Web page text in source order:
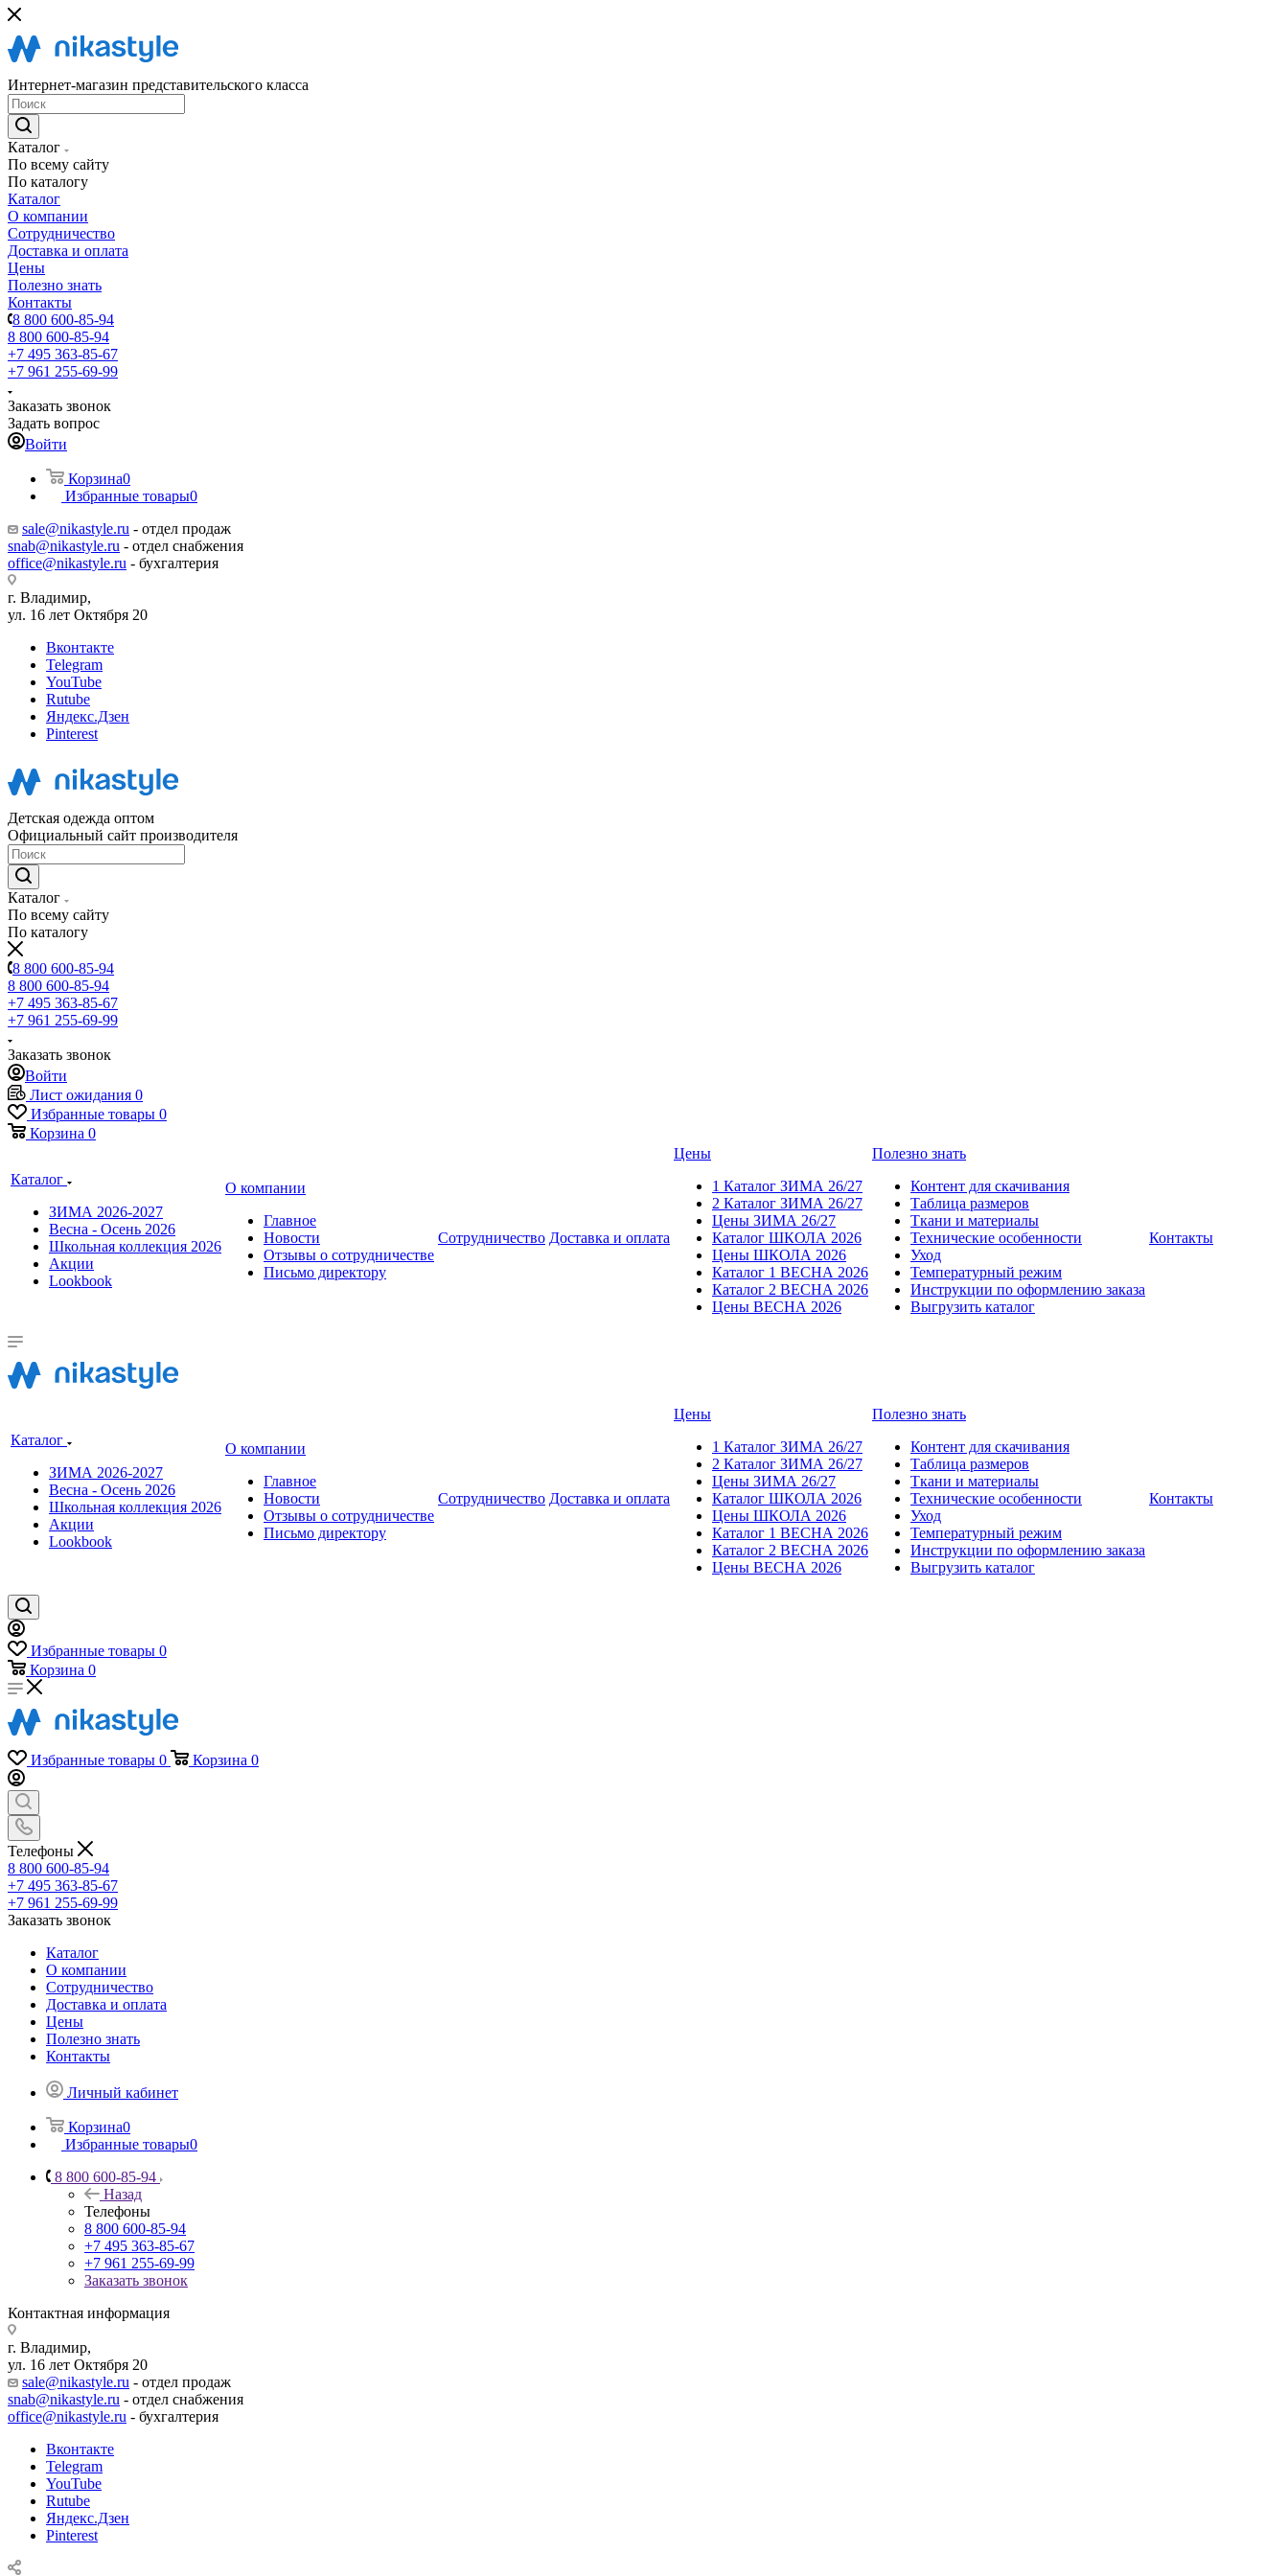
Интернет-магазин представительского класса
Каталог
По всему сайту
По каталогу
Каталог
О компании
Сотрудничество
Доставка и оплата
Цены
Полезно знать
Контакты
8 800 600-85-94
8 800 600-85-94
+7 495 363-85-67
+7 961 255-69-99
Заказать звонок
Задать вопрос
Войти
Корзина0
Избранные товары0
sale@nikastyle.ru - отдел продаж
snab@nikastyle.ru - отдел снабжения
office@nikastyle.ru - бухгалтерия
г. Владимир,
ул. 16 лет Октября 20
Вконтакте
Telegram
YouTube
Rutube
Яндекс.Дзен
Pinterest
Детская одежда оптом
Официальный сайт производителя
Каталог
По всему сайту
По каталогу
8 800 600-85-94
8 800 600-85-94
+7 495 363-85-67
+7 961 255-69-99
Заказать звонок
Войти
Лист ожидания 0
Избранные товары 0
Корзина 0
Каталог
ЗИМА 2026-2027
Весна - Осень 2026
Школьная коллекция 2026
Акции
Lookbook
О компании
Главное
Новости
Отзывы о сотрудничестве
Письмо директору
Сотрудничество Доставка и оплата
Цены
1 Каталог ЗИМА 26/27
2 Каталог ЗИМА 26/27
Цены ЗИМА 26/27
Каталог ШКОЛА 2026
Цены ШКОЛА 2026
Каталог 1 ВЕСНА 2026
Каталог 2 ВЕСНА 2026
Цены ВЕСНА 2026
Полезно знать
Контент для скачивания
Таблица размеров
Ткани и материалы
Технические особенности
Уход
Температурный режим
Инструкции по оформлению заказа
Выгрузить каталог
Контакты
Каталог
ЗИМА 2026-2027
Весна - Осень 2026
Школьная коллекция 2026
Акции
Lookbook
О компании
Главное
Новости
Отзывы о сотрудничестве
Письмо директору
Сотрудничество Доставка и оплата
Цены
1 Каталог ЗИМА 26/27
2 Каталог ЗИМА 26/27
Цены ЗИМА 26/27
Каталог ШКОЛА 2026
Цены ШКОЛА 2026
Каталог 1 ВЕСНА 2026
Каталог 2 ВЕСНА 2026
Цены ВЕСНА 2026
Полезно знать
Контент для скачивания
Таблица размеров
Ткани и материалы
Технические особенности
Уход
Температурный режим
Инструкции по оформлению заказа
Выгрузить каталог
Контакты
Избранные товары 0
Корзина 0
Избранные товары 0 Корзина 0
Телефоны
8 800 600-85-94
+7 495 363-85-67
+7 961 255-69-99
Заказать звонок
Каталог
О компании
Сотрудничество
Доставка и оплата
Цены
Полезно знать
Контакты
Личный кабинет
Корзина0
Избранные товары0
8 800 600-85-94
Назад
Телефоны
8 800 600-85-94
+7 495 363-85-67
+7 961 255-69-99
Заказать звонок
Контактная информация
г. Владимир,
ул. 16 лет Октября 20
sale@nikastyle.ru - отдел продаж
snab@nikastyle.ru - отдел снабжения
office@nikastyle.ru - бухгалтерия
Вконтакте
Telegram
YouTube
Rutube
Яндекс.Дзен
Pinterest